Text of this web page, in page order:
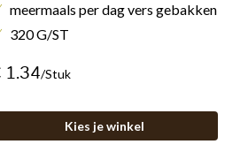
meermaals per dag vers gebakken
320 G/ST
1.34/stuk
Kies je winkel